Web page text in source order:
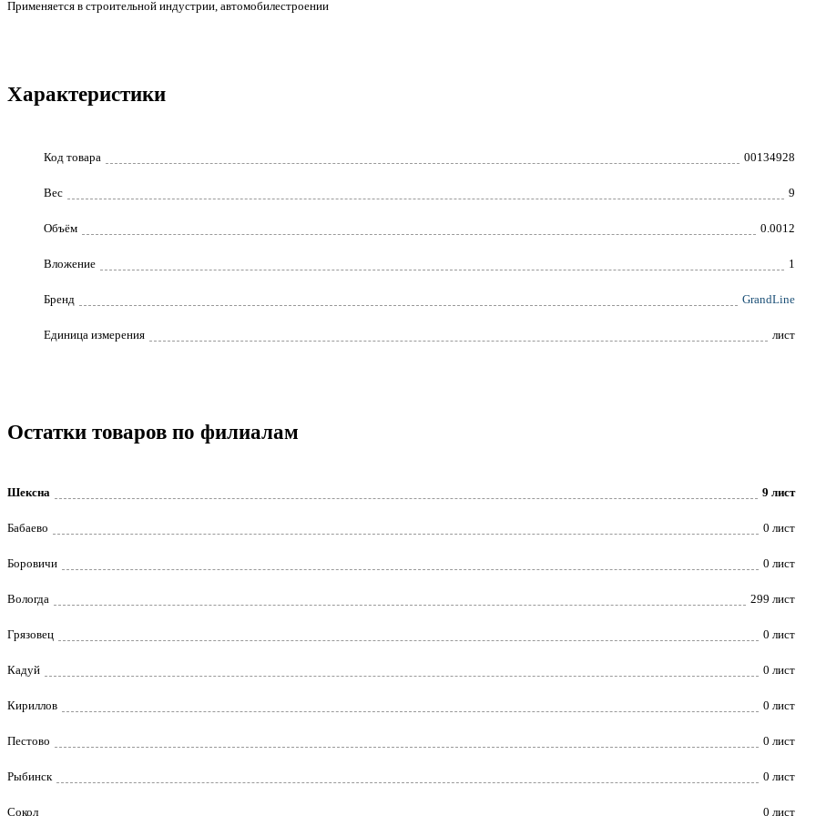
Применяется в строительной индустрии, автомобилестроении
Характеристики
Код товара 00134928
Вес 9
Объём 0.0012
Вложение 1
Бренд GrandLine
Единица измерения лист
Остатки товаров по филиалам
Шексна 9 лист
Бабаево 0 лист
Боровичи 0 лист
Вологда 299 лист
Грязовец 0 лист
Кадуй 0 лист
Кириллов 0 лист
Пестово 0 лист
Рыбинск 0 лист
Сокол 0 лист